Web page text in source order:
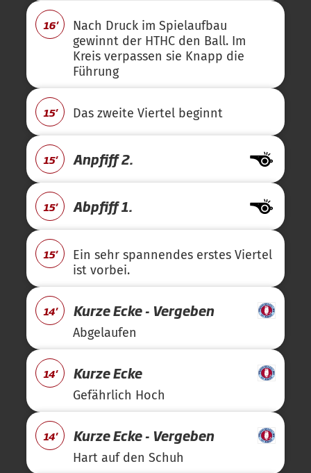
16'
Nach Druck im Spielaufbau
gewinnt der HTHC den Ball. Im
Kreis verpassen sie Knapp die
Führung
15' Das zweite Viertel beginnt
15' Anpfiff 2.
15' Abpfiff 1.
15'
Ein sehr spannendes erstes Viertel
ist vorbei.
14' Kurze Ecke - Vergeben
Abgelaufen
14' Kurze Ecke
Gefährlich Hoch
14' Kurze Ecke - Vergeben
Hart auf den Schuh